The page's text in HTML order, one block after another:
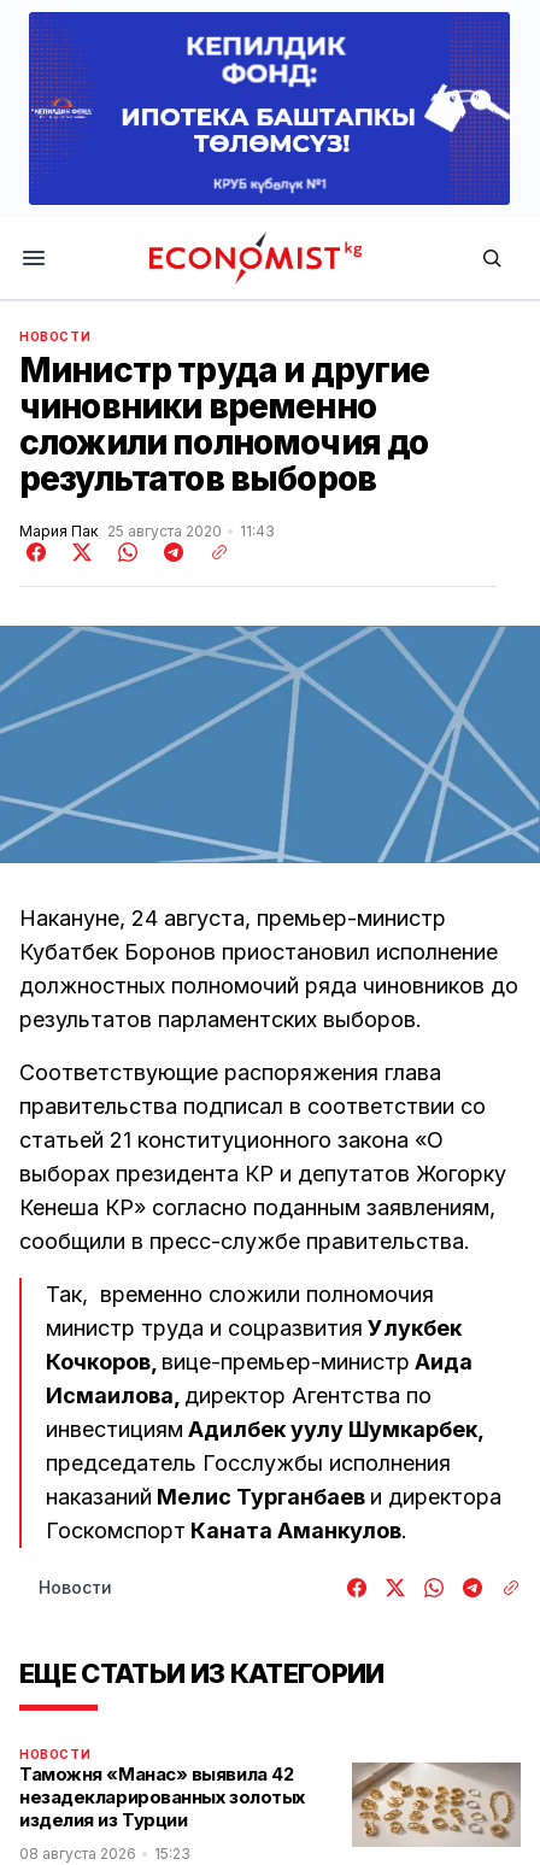
Economist.kg
НОВОСТИ
Министр труда и другие
чиновники временно
сложили полномочия до
результатов выборов
Мария Пак 25 августа 2020 11:43
Накануне, 24 августа, премьер-министр
Кубатбек Боронов приостановил исполнение
должностных полномочий ряда чиновников до
результатов парламентских выборов.
Соответствующие распоряжения глава
правительства подписал в соответствии со
статьей 21 конституционного закона «О
выборах президента КР и депутатов Жогорку
Кенеша КР» согласно поданным заявлениям,
сообщили в пресс-службе правительства.
Так, временно сложили полномочия
министр труда и соцразвития Улукбек
Кочкоров, вице-премьер-министр Аида
Исмаилова, директор Агентства по
инвестициям Адилбек уулу Шумкарбек,
председатель Госслужбы исполнения
наказаний Мелис Турганбаев и директора
Госкомспорт Каната Аманкулов.
Новости
ЕЩЕ СТАТЬИ ИЗ КАТЕГОРИИ
НОВОСТИ
Таможня «Манас» выявила 42
незадекларированных золотых
изделия из Турции
08 августа 2026 15:23